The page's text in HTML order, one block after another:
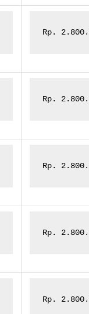
Rp.
Rp.
Rp.
Rp.
Rp.